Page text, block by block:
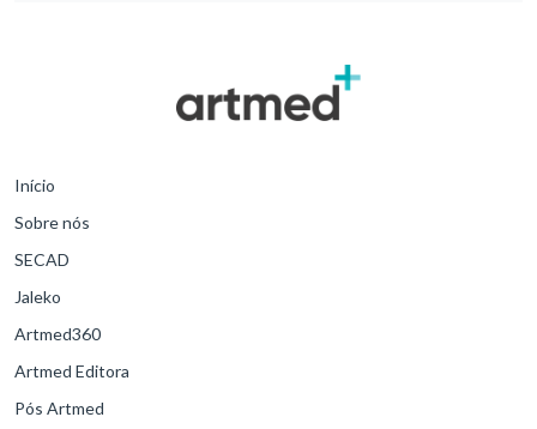
Início
Sobre nós
SECAD
Jaleko
Artmed360
Artmed Editora
Pós Artmed